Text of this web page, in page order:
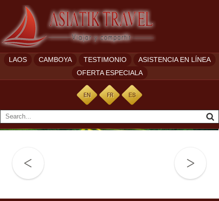
LAOS CAMBOYA TESTIMONIO
ASISTENCIA EN LÍNEA
OFERTA ESPECIALA